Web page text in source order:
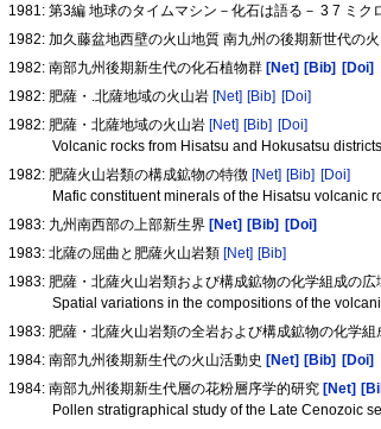
1981: 第3編 地球のタイムマシン－化石は語る－ 3 7 ミ
1982: 加久藤盆地西壁の火山地質 南九州の後期新世代の
1982: 南部九州後期新生代の化石植物群[Net] [Bib] [Doi]
1982: 肥薩・.北薩地域の火山岩[Net] [Bib] [Doi]
1982: 肥薩・北薩地域の火山岩 [Net] [Bib] [Doi]
Volcanic rocks from Hisatsu and Hokusatsu districts
1982: 肥薩火山岩類の構成鉱物の特徴 [Net] [Bib] [Doi]
Mafic constituent minerals of the Hisatsu volcanic
1983: 九州南西部の上部新生界 [Net] [Bib]
[Doi]
1983: 北薩の屈曲と肥薩火山岩類 [Net] [Bib]
1983: 肥薩・北薩火山岩類および構成鉱物の化学組成の広
Spatial variations in the compositions of the
1983: 肥薩・北薩火山岩類の全岩および構成鉱物の化学組
1984: 南部九州後期新生代の火山活動史 [Net] [Bib]
[Doi]
1984: 南部九州後期新生代層の花粉層序学的研究 [Net]
Pollen stratigraphical study of the Late Cenozoic